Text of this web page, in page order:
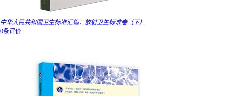
中华人民共和国卫生标准汇编：放射卫生标准卷（下）
0条评价